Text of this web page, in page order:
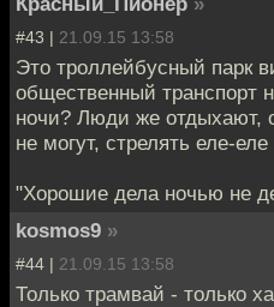
#43 | 21.09.15 13:58
Это троллейбусный парк
общественный транспорт
ночи? Люди же отдыхают,
не могут, стрелять еле-еле
"Хорошие дела ночью не
kosmos9 »
#44 | 21.09.15 13:58
Только трамвай - только